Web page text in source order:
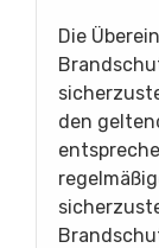
Die
den